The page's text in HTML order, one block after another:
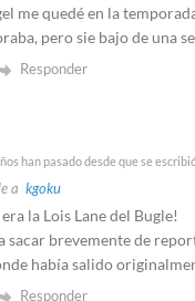
me quedé en la
pero sie bajo de una
Responder
han pasado desde que se
a kgoku
la Lois Lane del Bugle!
sacar brevemente de
había salido
Responder